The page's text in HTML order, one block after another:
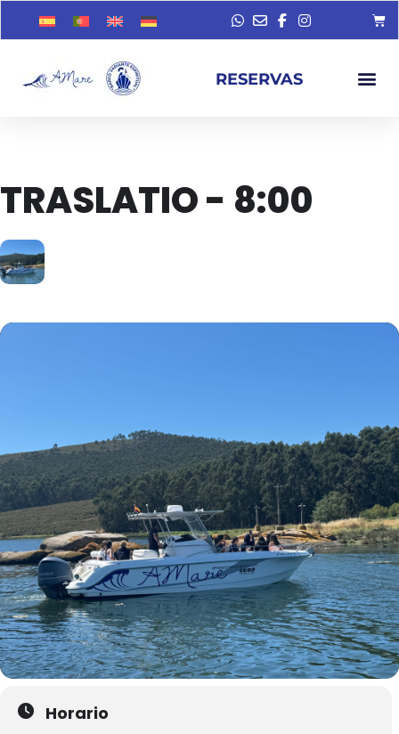
RESERVAS
TRASLATIO - 8:00
Horario